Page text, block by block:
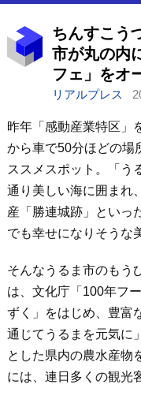
ちんすこう
市が丸の内
フェ」をオ
リアルプレス
昨年「感動産業特区」
から車で50分ほどの場
ススメスポット。「う
通り美しい海に囲まれ
産「勝連城跡」といっ
でも幸せになりそうな
そんなうるま市のもう
は、文化庁「100年フ
ずく」をはじめ、豊富
通じてうるまを元気に
とした県内の農水産物
には、連日多くの観光